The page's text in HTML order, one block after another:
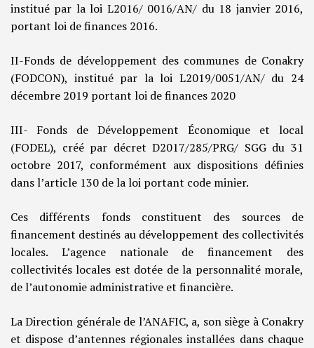
institué par la loi L2016/ 0016/AN/ du 18 janvier 2016,
portant loi de finances 2016.
II-Fonds de développement des communes de Conakry
(FODCON), institué par la loi L2019/0051/AN/ du 24
décembre 2019 portant loi de finances 2020
III- Fonds de Développement Économique et local
(FODEL), créé par décret D2017/285/PRG/ SGG du 31
octobre 2017, conformément aux dispositions définies
dans l’article 130 de la loi portant code minier.
Ces différents fonds constituent des sources de
financement destinés au développement des collectivités
locales. L’agence nationale de financement des
collectivités locales est dotée de la personnalité morale,
de l’autonomie administrative et financière.
La Direction générale de l’ANAFIC, a, son siège à Conakry
et dispose d’antennes régionales installées dans chaque